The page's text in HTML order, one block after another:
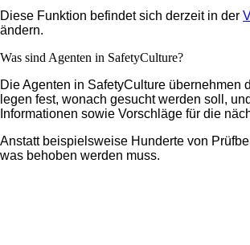
Diese Funktion befindet sich derzeit in der
ändern.
Was sind Agenten in SafetyCulture?
Die Agenten in SafetyCulture übernehmen
legen fest, wonach gesucht werden soll,
Informationen sowie Vorschläge für die
Anstatt beispielsweise Hunderte von
was behoben werden muss.